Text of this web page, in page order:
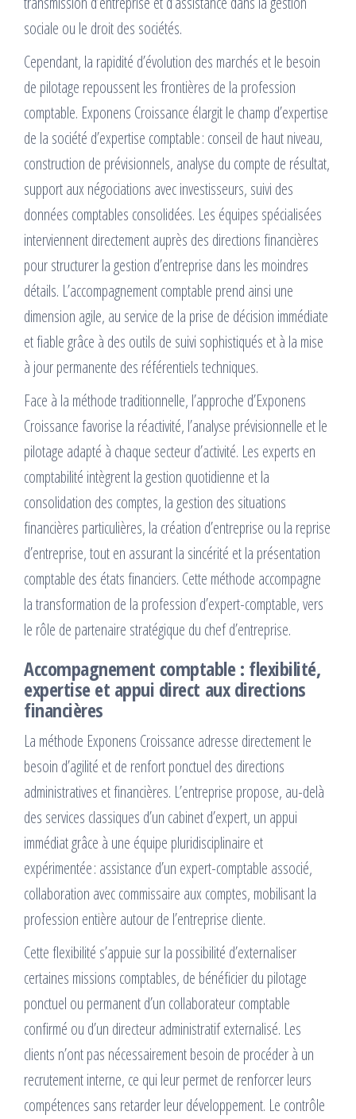
sociale ou le droit des sociétés.
Cependant, la rapidité d’évolution des marchés et le besoin
de pilotage repoussent les frontières de la profession
comptable. Exponens Croissance élargit le champ d’expertise
de la société d’expertise comptable : conseil de haut niveau,
construction de prévisionnels, analyse du compte de résultat,
support aux négociations avec investisseurs, suivi des
données comptables consolidées. Les équipes spécialisées
interviennent directement auprès des directions financières
pour structurer la gestion d’entreprise dans les moindres
détails. L’accompagnement comptable prend ainsi une
dimension agile, au service de la prise de décision immédiate
et fiable grâce à des outils de suivi sophistiqués et à la mise
à jour permanente des référentiels techniques.
Face à la méthode traditionnelle, l’approche d’Exponens
Croissance favorise la réactivité, l’analyse prévisionnelle et le
pilotage adapté à chaque secteur d’activité. Les experts en
comptabilité intègrent la gestion quotidienne et la
consolidation des comptes, la gestion des situations
financières particulières, la création d’entreprise ou la reprise
d’entreprise, tout en assurant la sincérité et la présentation
comptable des états financiers. Cette méthode accompagne
la transformation de la profession d’expert-comptable, vers
le rôle de partenaire stratégique du chef d’entreprise.
Accompagnement comptable : flexibilité,
expertise et appui direct aux directions
financières
La méthode Exponens Croissance adresse directement le
besoin d’agilité et de renfort ponctuel des directions
administratives et financières. L’entreprise propose, au-delà
des services classiques d’un cabinet d’expert, un appui
immédiat grâce à une équipe pluridisciplinaire et
expérimentée : assistance d’un expert-comptable associé,
collaboration avec commissaire aux comptes, mobilisant la
profession entière autour de l’entreprise cliente.
Cette flexibilité s’appuie sur la possibilité d’externaliser
certaines missions comptables, de bénéficier du pilotage
ponctuel ou permanent d’un collaborateur comptable
confirmé ou d’un directeur administratif externalisé. Les
clients n’ont pas nécessairement besoin de procéder à un
recrutement interne, ce qui leur permet de renforcer leurs
compétences sans retarder leur développement. Le contrôle